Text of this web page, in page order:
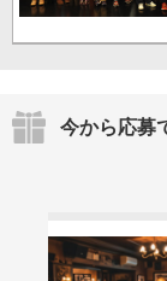
今から応募